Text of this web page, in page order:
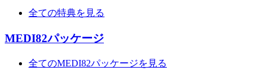
全ての特典を見る
MEDI82パッケージ
全てのMEDI82パッケージを見る